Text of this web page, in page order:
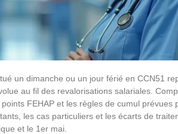
un dimanche ou un jour férié en CCN51
au fil des revalorisations salariales.
FEHAP et les règles de cumul prévues
les cas particuliers et les écarts de
et le 1er mai.